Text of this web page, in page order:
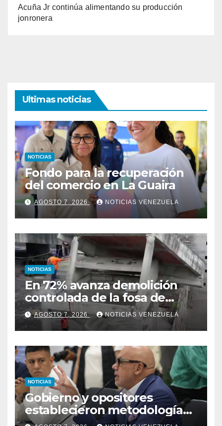
Acuña Jr continúa alimentando su producción
jonronera
Ultimas noticias
NOTICIAS
Fondo para la recuperación
del comercio en La Guaira
AGOSTO 7, 2026 NOTICIAS VENEZUELA
NOTICIAS
En 72% avanza demolición
controlada de la fosa de
ascensores en la Torre de
David
AGOSTO 7, 2026 NOTICIAS VENEZUELA
NOTICIAS
Gobierno y opositores
establecieron metodología
para el proceso de diálogo en